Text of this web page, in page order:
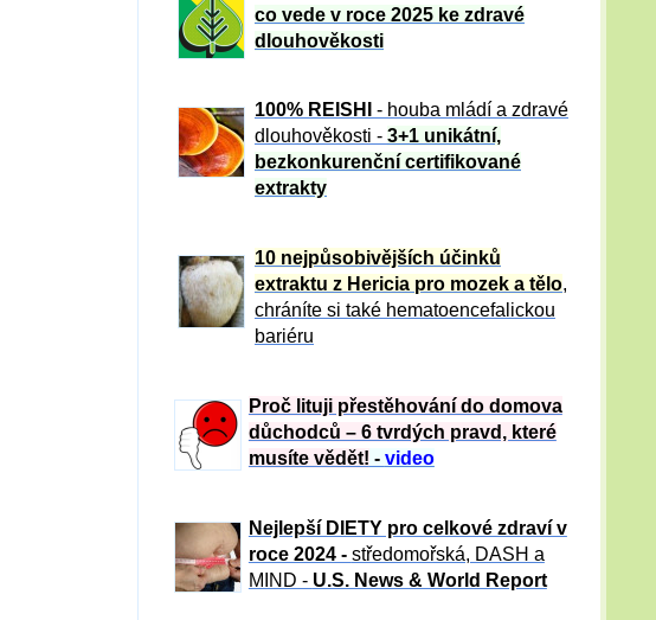
co vede v roce 2025 ke zdravé
dlouhověkosti
100% REISHI
- houba mládí a zdravé
dlouhověkosti - 3+1 unikátní,
bezkonkurenční certifikované
extrakty
10 nejpůsobivějších účinků
extraktu z Hericia pro mozek a tělo,
chráníte si také hematoencefalickou
bariéru
Proč lituji přestěhování do domova
důchodců – 6 tvrdých pravd, které
musíte vědět! - video
Nejlepší DIETY pro celkové zdraví v
roce 2024 - středomořská, DASH a
MIND - U.S. News & World Report